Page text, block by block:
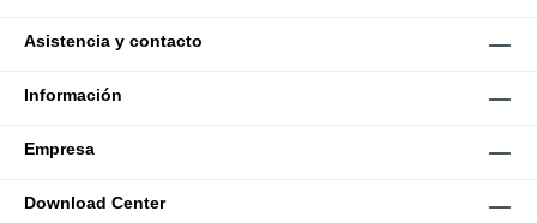
Asistencia y contacto
Información
Empresa
Download Center